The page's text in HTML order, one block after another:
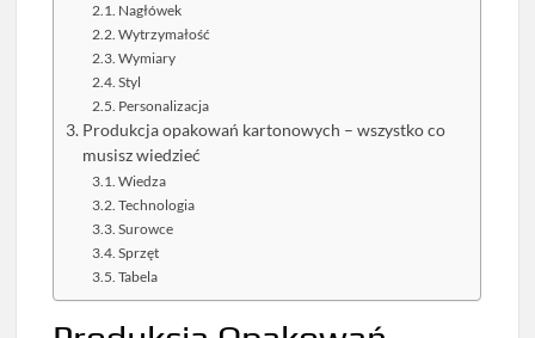
Nagłówek
Wytrzymałość
Wymiary
Styl
Personalizacja
Produkcja opakowań kartonowych – wszystko co
musisz wiedzieć
Wiedza
Technologia
Surowce
Sprzęt
Tabela